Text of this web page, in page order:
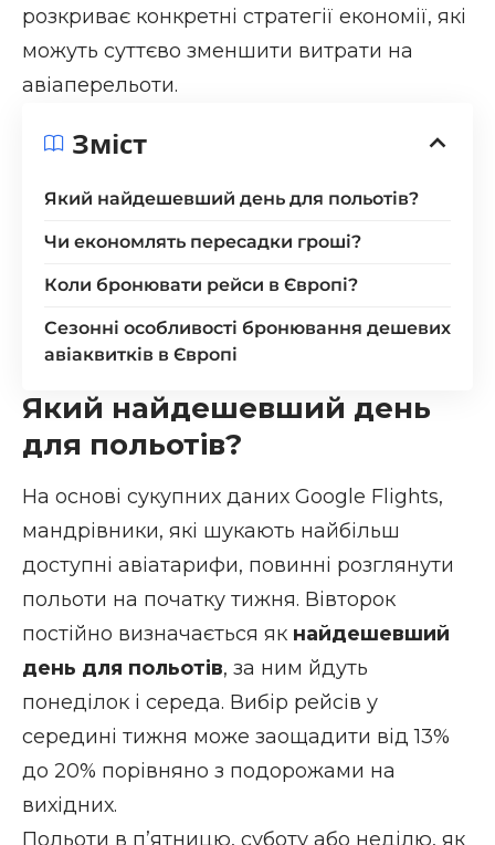
розкриває конкретні стратегії економії, які
можуть суттєво зменшити витрати на
авіаперельоти.
Зміст
Який найдешевший день для польотів?
Чи економлять пересадки гроші?
Коли бронювати рейси в Європі?
Сезонні особливості бронювання дешевих
авіаквитків в Європі
Який найдешевший день
для польотів?
На основі сукупних даних Google Flights,
мандрівники, які шукають найбільш
доступні авіатарифи, повинні розглянути
польоти на початку тижня. Вівторок
постійно визначається як найдешевший
день для польотів, за ним йдуть
понеділок і середа. Вибір рейсів у
середині тижня може заощадити від 13%
до 20% порівняно з подорожами на
вихідних.
Польоти в п’ятницю, суботу або неділю, як